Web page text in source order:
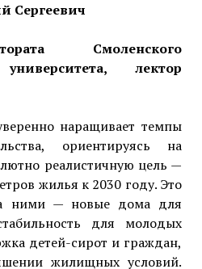
Сергеевич
Смоленского
университета, лектор
наращивает темпы
ориентируясь на
реалистичную цель —
жилья к 2030 году. Это
ними — новые дома для
для молодых
детей-сирот и граждан,
жилищных условий.